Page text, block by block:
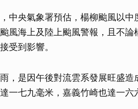
中央氣象署預估，楊柳颱風以中
風海上及陸上颱風警報，且不
受到影響。
，是因午後對流雲系發展旺盛造
一七九毫米，嘉義竹崎也達一六